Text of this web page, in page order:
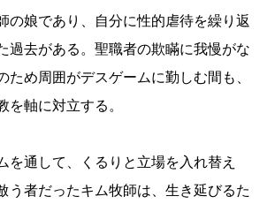
の娘であり、自分に性的虐待を繰り返
過去がある。聖職者の欺瞞に我慢がな
ため周囲がデスゲームに勤しむ間も、
を軸に対立する。
を通して、くるりと立場を入れ替え
う者だったキム牧師は、生き延びるた